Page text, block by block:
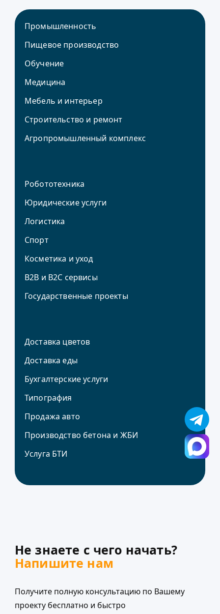
Промышленность
Пищевое производство
Обучение
Медицина
Мебель и интерьер
Строительство и ремонт
Агропромышленный комплекс
Робототехника
Юридические услуги
Логистика
Спорт
Косметика и уход
В2В и В2С сервисы
Государственные проекты
Доставка цветов
Доставка еды
Бухгалтерские услуги
Типография
Продажа авто
Производство бетона и ЖБИ
Услуга БТИ
Не знаете с чего начать?
Напишите нам
Получите полную консультацию по Вашему
проекту бесплатно и быстро